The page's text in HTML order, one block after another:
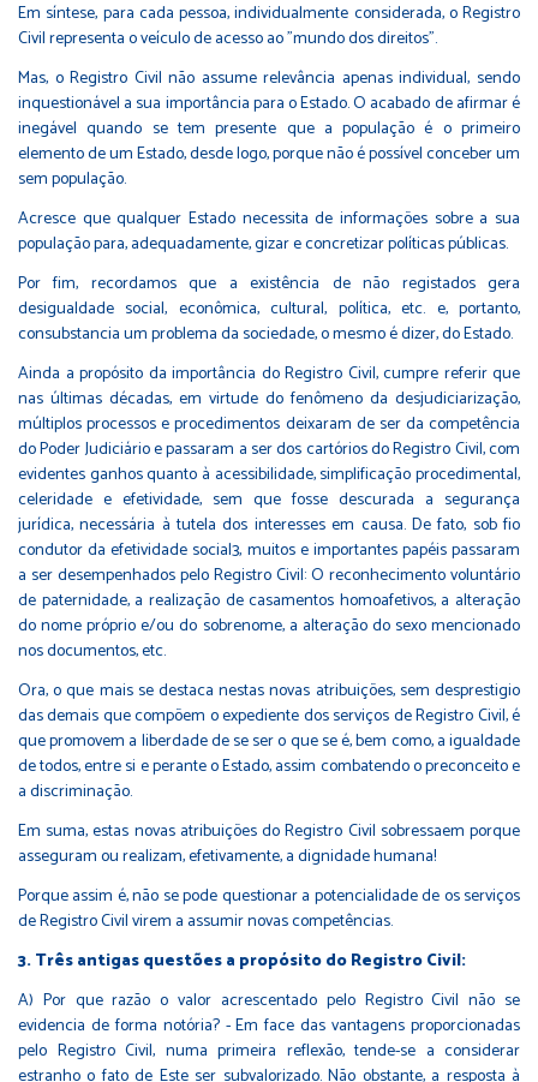
Em síntese, para cada pessoa, individualmente considerada, o Registro
Civil representa o veículo de acesso ao "mundo dos direitos".
Mas, o Registro Civil não assume relevância apenas individual, sendo
inquestionável a sua importância para o Estado. O acabado de afirmar é
inegável quando se tem presente que a população é o primeiro
elemento de um Estado, desde logo, porque não é possível conceber um
sem população.
Acresce que qualquer Estado necessita de informações sobre a sua
população para, adequadamente, gizar e concretizar políticas públicas.
Por fim, recordamos que a existência de não registados gera
desigualdade social, econômica, cultural, política, etc. e, portanto,
consubstancia um problema da sociedade, o mesmo é dizer, do Estado.
Ainda a propósito da importância do Registro Civil, cumpre referir que
nas últimas décadas, em virtude do fenômeno da desjudiciarização,
múltiplos processos e procedimentos deixaram de ser da competência
do Poder Judiciário e passaram a ser dos cartórios do Registro Civil, com
evidentes ganhos quanto à acessibilidade, simplificação procedimental,
celeridade e efetividade, sem que fosse descurada a segurança
jurídica, necessária à tutela dos interesses em causa. De fato, sob fio
condutor da efetividade social3, muitos e importantes papéis passaram
a ser desempenhados pelo Registro Civil: O reconhecimento voluntário
de paternidade, a realização de casamentos homoafetivos, a alteração
do nome próprio e/ou do sobrenome, a alteração do sexo mencionado
nos documentos, etc.
Ora, o que mais se destaca nestas novas atribuições, sem desprestigio
das demais que compõem o expediente dos serviços de Registro Civil, é
que promovem a liberdade de se ser o que se é, bem como, a igualdade
de todos, entre si e perante o Estado, assim combatendo o preconceito e
a discriminação.
Em suma, estas novas atribuições do Registro Civil sobressaem porque
asseguram ou realizam, efetivamente, a dignidade humana!
Porque assim é, não se pode questionar a potencialidade de os serviços
de Registro Civil virem a assumir novas competências.
3. Três antigas questões a propósito do Registro Civil:
A) Por que razão o valor acrescentado pelo Registro Civil não se
evidencia de forma notória? - Em face das vantagens proporcionadas
pelo Registro Civil, numa primeira reflexão, tende-se a considerar
estranho o fato de Este ser subvalorizado. Não obstante, a resposta à